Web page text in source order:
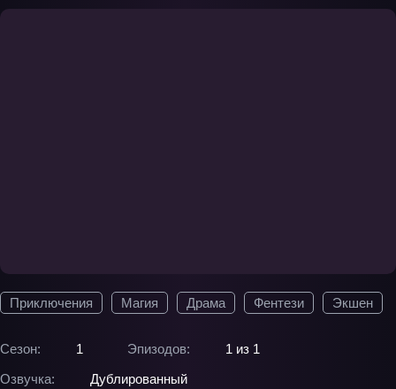
Приключения Магия Драма Фентези Экшен
Сезон: 1 Эпизодов:
1 из 1
Озвучка:
Дублированный